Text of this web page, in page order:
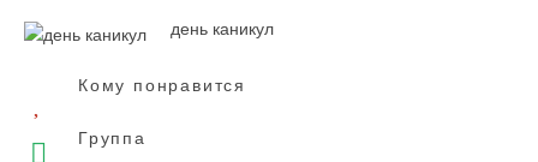
день каникул
Кому понравится
Группа